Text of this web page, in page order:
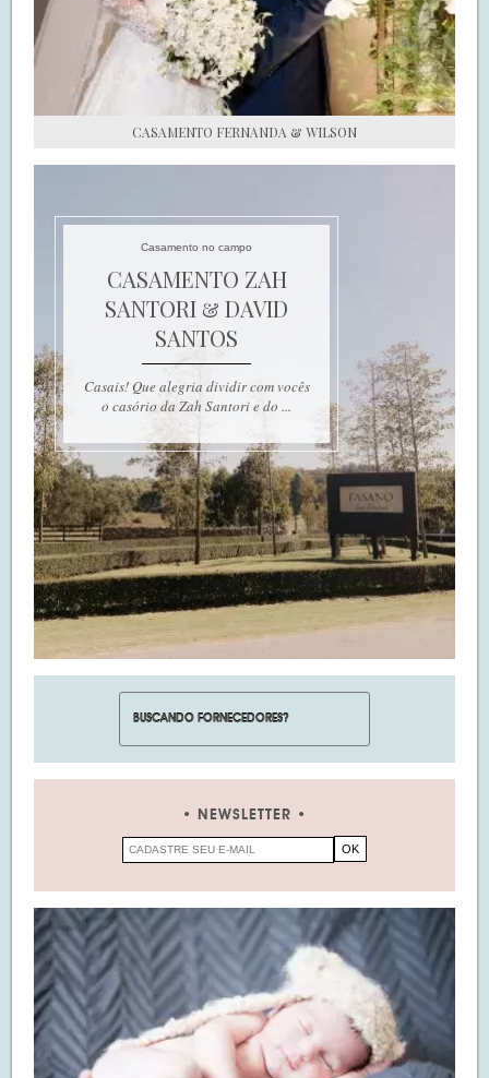
CASAMENTO FERNANDA & WILSON
Casamento no campo
CASAMENTO ZAH
SANTORI & DAVID
SANTOS
Casais! Que alegria dividir com vocês
o casório da Zah Santori e do ...
NEWSLETTER